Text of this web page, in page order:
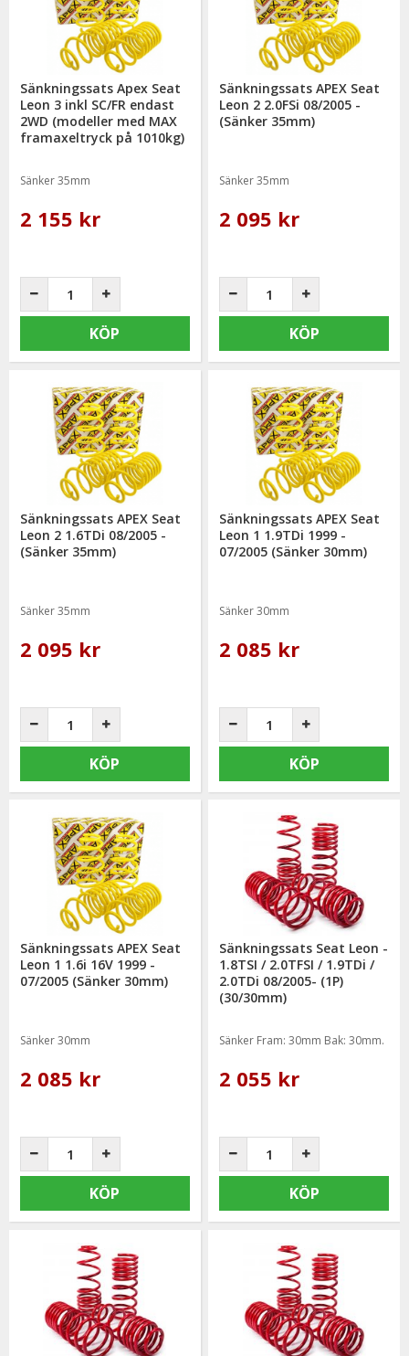
Sänkningssats Apex Seat
Leon 3 inkl SC/FR endast
2WD (modeller med MAX
framaxeltryck på 1010kg)
Sänker 35mm
2 155 kr
KÖP
Sänkningssats APEX Seat
Leon 2 2.0FSi 08/2005 -
(Sänker 35mm)
Sänker 35mm
2 095 kr
KÖP
Sänkningssats APEX Seat
Leon 2 1.6TDi 08/2005 -
(Sänker 35mm)
Sänker 35mm
2 095 kr
KÖP
Sänkningssats APEX Seat
Leon 1 1.9TDi 1999 -
07/2005 (Sänker 30mm)
Sänker 30mm
2 085 kr
KÖP
Sänkningssats APEX Seat
Leon 1 1.6i 16V 1999 -
07/2005 (Sänker 30mm)
Sänker 30mm
2 085 kr
KÖP
Sänkningssats Seat Leon -
1.8TSI / 2.0TFSI / 1.9TDi /
2.0TDi 08/2005- (1P)
(30/30mm)
Sänker Fram: 30mm Bak: 30mm.
2 055 kr
KÖP